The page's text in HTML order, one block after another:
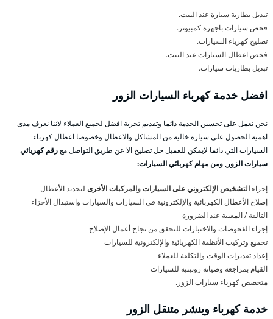
تبديل بطارية سيارة عند البيت.
فحص سيارات باجهزة كمبيوتر.
تصليح كهرباء السيارات.
فحص اعطال السيارات عند البيت.
تبديل بطاريات سيارات.
افضل خدمة كهرباء السيارات الزور
نحن نعمل على تحسين الخدمة دائما وتقديم تجربة افضل لجميع العملاء لاننا نعرف مدى
اهمية الحصول على سيارة خالية من المشاكل والاعطال وخصوصا اعطال كهرباء
السيارات التي دائما لايمكن للعميل حل تصليخ الا عن طريق التواصل معرقم كهربائي
سيارات الزور, ومن مهام كهربائي السيارات:
إجراء التشخيص الإلكتروني على السيارات والمركبات الأخرى لتحديد الأعطال
إصلاح الأعطال الكهربائية والإلكترونية في السيارات والسيارات واستبدال الأجزاء
التالفة / المعيبة عند الضرورة
إجراء الفحوصات والاختبارات للتحقق من نجاح أعمال الإصلاح
تجميع وتركيب الأنظمة الكهربائية والإلكترونية للسيارات
إعداد تقديرات الوقت والتكلفة للعملاء
القيام بمراجعة وصيانة روتينية للسيارات
متخصص كهرباء سيارات الزور.
خدمة كهرباء وبنشر متنقل الزور